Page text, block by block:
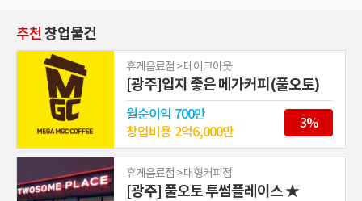
추천창업물건
휴게음료점 > 테이크아웃
[광주]입지 좋은 메가커피(풀오토)
3%
700만
월순이익
2억6,000만
창업비용
휴게음료점 > 대형커피점
[광주] 풀오토 투썸플레이스 ★